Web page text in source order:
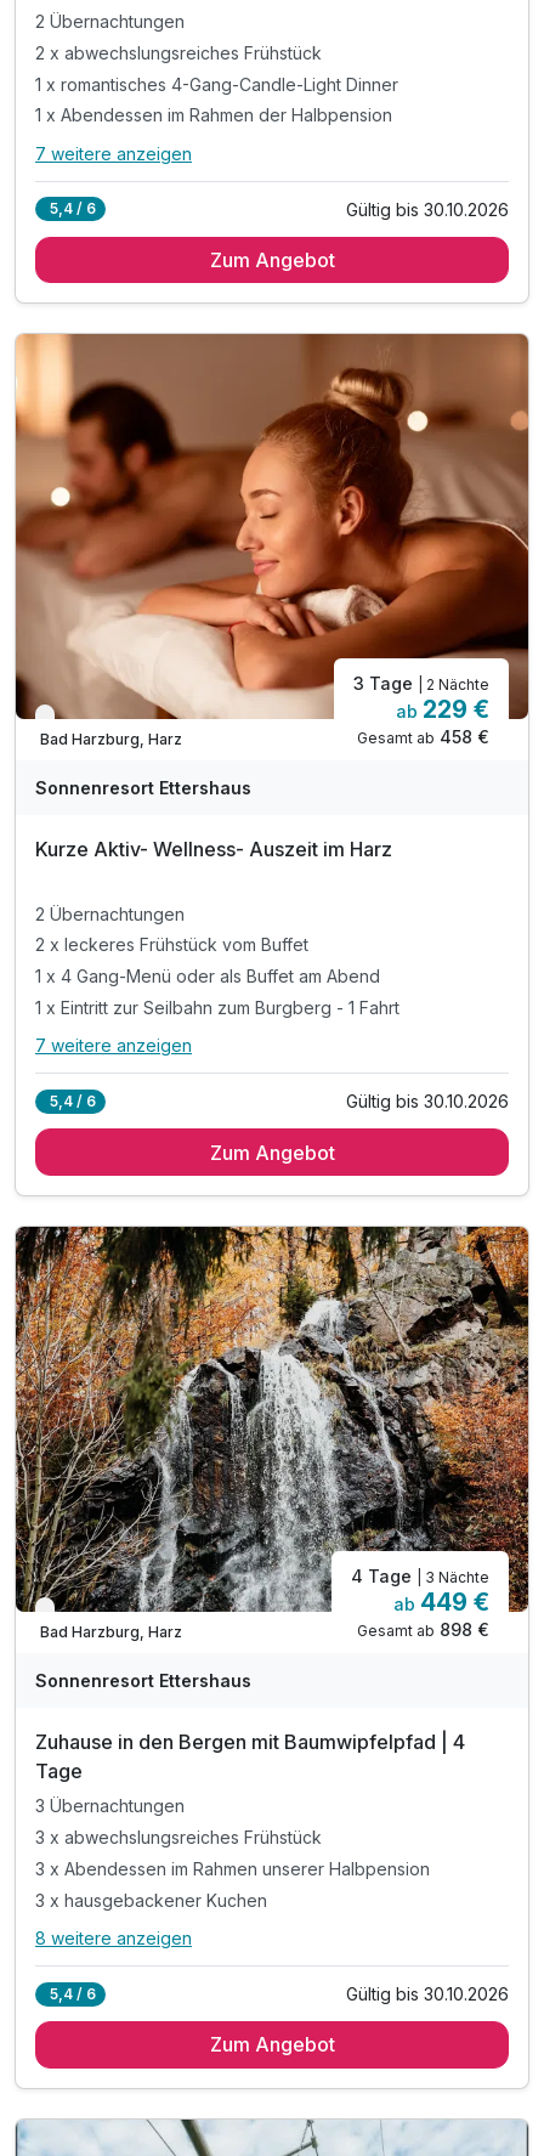
2 Übernachtungen
2 x abwechslungsreiches Frühstück
1 x romantisches 4-Gang-Candle-Light Dinner
1 x Abendessen im Rahmen der Halbpension
Alle Inklusivleistungen
2 x abwechslungsreiches Frühstück
inkl. Nutzung des 1000m² großen Wellnessbereiches
inkl. Nutzung Innen- & Außenpool (Badelandschaft)
inkl. Saunalandschaft mit drei Saunen
inkl. Ruheraum mit Panorama-Fenster
inkl. Parkplatz am Hotel
inkl. Wlan Nutzung im Hotel
7 weitere anzeigen
5,4 / 6 Gültig bis 30.10.2026
Zum Angebot
Nur noch bis Oktober
Bad Harzburg, Harz
3 Tage | 2 Nächte
ab 229 €
Gesamt ab 458 €
Sonnenresort Ettershaus
Kurze Aktiv- Wellness- Auszeit im Harz
2 Übernachtungen
2 x leckeres Frühstück vom Buffet
1 x 4 Gang-Menü oder als Buffet am Abend
1 x Eintritt zur Seilbahn zum Burgberg - 1 Fahrt
Alle Inklusivleistungen
2 x leckeres Frühstück vom Buffet
1 x Rücken-Nacken Massage für ca. 30 Minuten
inkl. Nutzung des 1000m² großen Wellnessbereiches
Nutzung unserer Badelandschaft-Innen- & Außenpool
inkl. Saunalandschaft mit drei Saunen
inkl. Bademantel & Saunatuch für ihren Aufenthalt
inkl. Ruheraum mit Panorama-Fenster
inkl. Sonnenterrasse mit Blick auf die Burgberg
7 weitere anzeigen
5,4 / 6 Gültig bis 30.10.2026
Zum Angebot
Nur noch bis Oktober
Bad Harzburg, Harz
4 Tage | 3 Nächte
ab 449 €
Gesamt ab 898 €
Sonnenresort Ettershaus
Zuhause in den Bergen mit Baumwipfelpfad | 4
Tage
3 Übernachtungen
3 x abwechslungsreiches Frühstück
3 x Abendessen im Rahmen unserer Halbpension
3 x hausgebackener Kuchen
Alle Inklusivleistungen
3 x abwechslungsreiches Frühstück
1 x Eintritt Baumwipfelpfad
8 weitere anzeigen
5,4 / 6 Gültig bis 30.10.2026
Zum Angebot